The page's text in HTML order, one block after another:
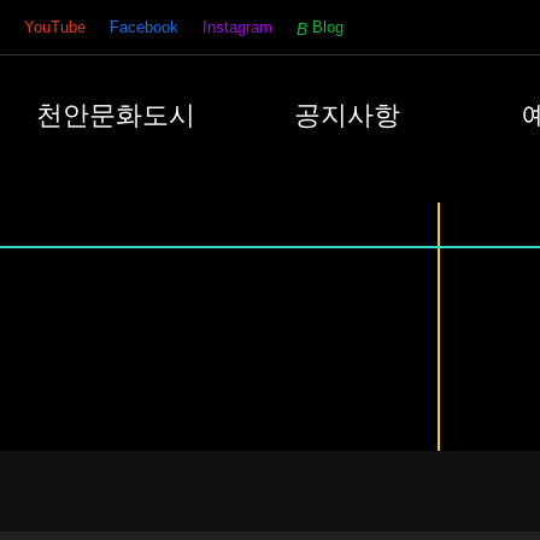
YouTube Facebook Instagram Blog
천안문화도시 공지사항